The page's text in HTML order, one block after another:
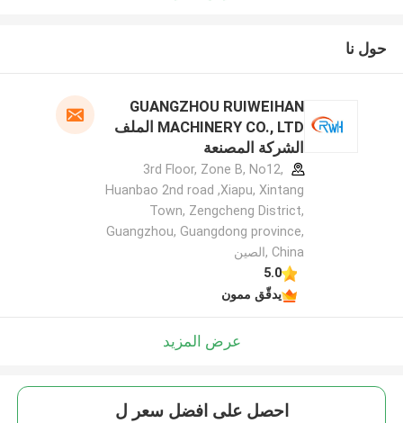
حول نا
GUANGZHOU RUIWEIHAN
MACHINERY CO., LTD الملف
الشركة المصنعة
3rd Floor, Zone B, No12,
Huanbao 2nd road ,Xiapu, Xintang
Town, Zengcheng District,
Guangzhou, Guangdong province,
China ,الصين
5.0
يدقّق ممون
عرض المزيد
احصل على افضل سعر ل